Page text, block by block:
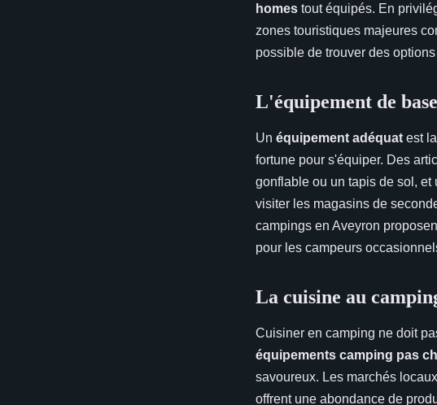
homes tout équipés. En
zones touristiques majeures
possible de trouver des
L'équipement de
Un équipement adéquat est
fortune pour s'équiper. Des
gonflable ou un tapis de sol,
visiter les magasins de
campings en Aveyron
pour les campeurs
La cuisine au
Cuisiner en camping ne doit
équipements camping pas
savoureux. Les marchés
offrent une abondance de